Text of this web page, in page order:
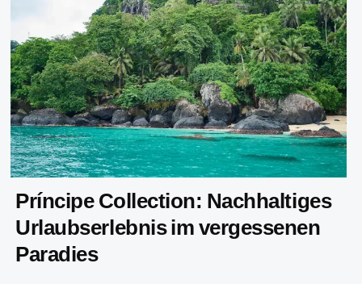
Príncipe Collection: Nachhaltiges
Urlaubserlebnis im vergessenen
Paradies